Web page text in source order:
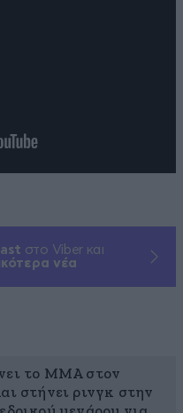
στο Viber και
νέα
το MMA στον
στήνει ρινγκ στην